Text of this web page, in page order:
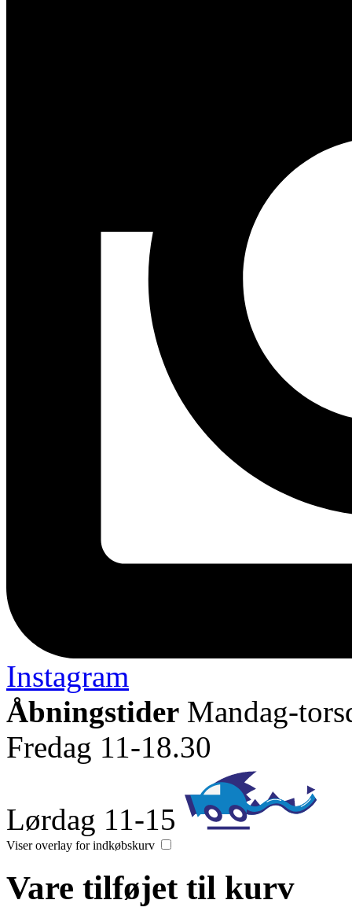
Instagram
Åbningstider Mandag-
Fredag 11-18.30
Lørdag 11-15
Viser overlay for indkøbskurv
Vare tilføjet til kurv